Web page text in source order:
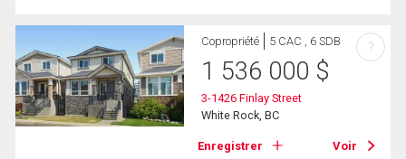
Copropriété 5 CAC , 6 SDB
1 536 000 $
3-1426 Finlay Street
White Rock, BC
Enregistrer Voir
?